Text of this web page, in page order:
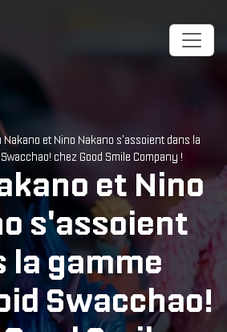
Nakano et Nino Nakano s'assoient dans la
chez Good Smile Company !
et Nino
s'assoient
la gamme
Swacchao!